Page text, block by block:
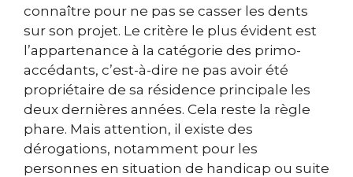
connaître pour ne pas se casser les dents
sur son projet. Le critère le plus évident est
l’appartenance à la catégorie des primo-
accédants, c’est-à-dire ne pas avoir été
propriétaire de sa résidence principale les
deux dernières années. Cela reste la règle
phare. Mais attention, il existe des
dérogations, notamment pour les
personnes en situation de handicap ou suite